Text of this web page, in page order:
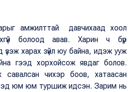
амжилттай давчихаад хоол
болоод авав. Харин ч бүр
үзэж харах зүйл юу байна, идэж ууж
гээд хорхойсож явдаг болов.
савалсан чихэр боов, хатаасан
юм юм туршиж идсэн. Зарим нь